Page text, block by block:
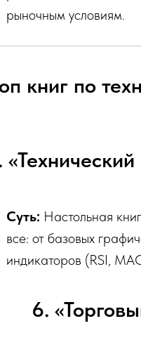
рыночным условиям.
книг по
Суть: Настольная
все: от базовых
индикаторов (RSI,
6.